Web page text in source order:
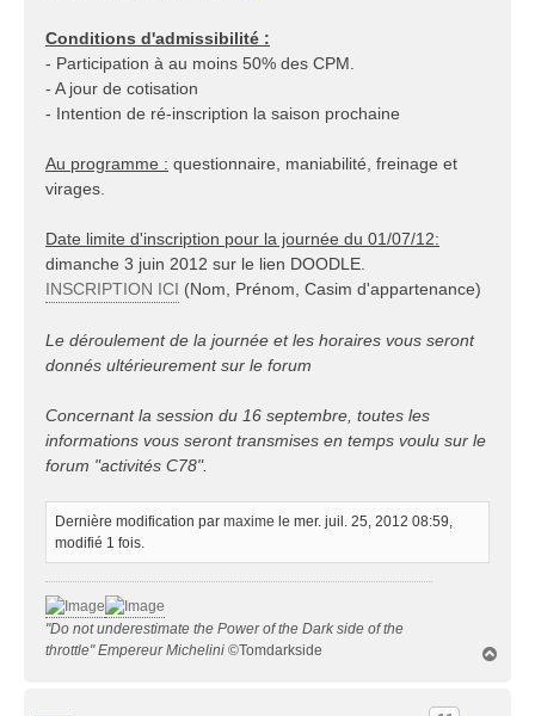
Conditions d'admissibilité :
- Participation à au moins 50% des CPM.
- A jour de cotisation
- Intention de ré-inscription la saison prochaine
Au programme : questionnaire, maniabilité, freinage et
virages.
Date limite d'inscription pour la journée du 01/07/12:
dimanche 3 juin 2012 sur le lien DOODLE.
INSCRIPTION ICI (Nom, Prénom, Casim d'appartenance)
Le déroulement de la journée et les horaires vous seront
donnés ultérieurement sur le forum
Concernant la session du 16 septembre, toutes les
informations vous seront transmises en temps voulu sur le
forum "activités C78".
Dernière modification par maxime le mer. juil. 25, 2012 08:59,
modifié 1 fois.
"Do not underestimate the Power of the Dark side of the
throttle" Empereur Michelini ©Tomdarkside